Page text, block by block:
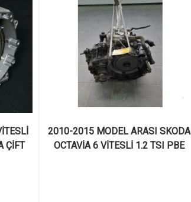
ÇİFT
2010-2015 MODEL ARASI SKODA
OCTAVİA 6 VİTESLİ 1.2 TSI PBE